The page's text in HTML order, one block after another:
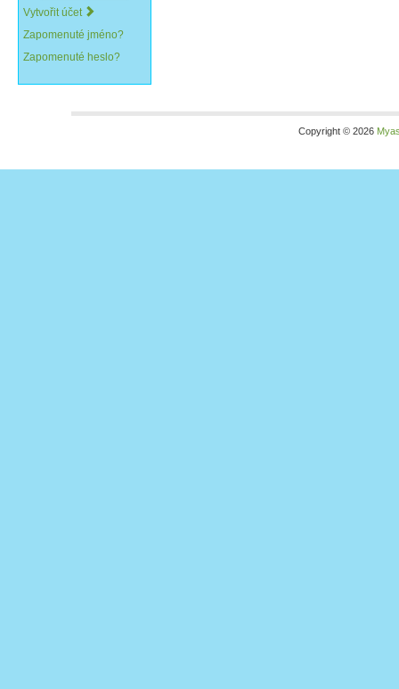
Vytvořit účet
Zapomenuté jméno?
Zapomenuté heslo?
Copyright © 2026